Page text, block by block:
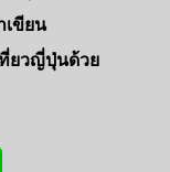
เขียน
ยวญี่ปุ่นด้วย